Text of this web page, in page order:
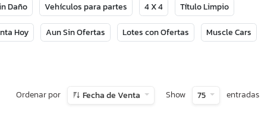
Daño Vehículos para partes 4 X 4 Título Limpio
Hoy Aun Sin Ofertas Lotes con Ofertas Muscle Cars
Ordenar por Fecha de Venta Show 75 entradas